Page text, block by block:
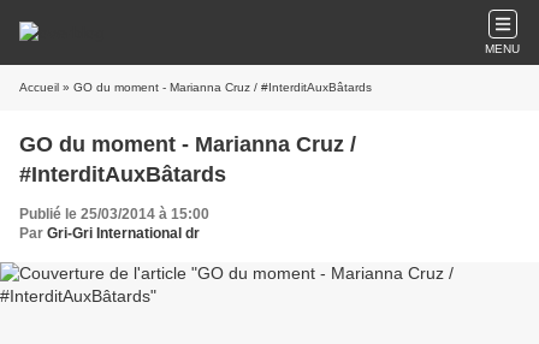
MENU
Accueil » GO du moment - Marianna Cruz / #InterditAuxBâtards
GO du moment - Marianna Cruz /
#InterditAuxBâtards
Publié le 25/03/2014 à 15:00
Par Gri-Gri International dr